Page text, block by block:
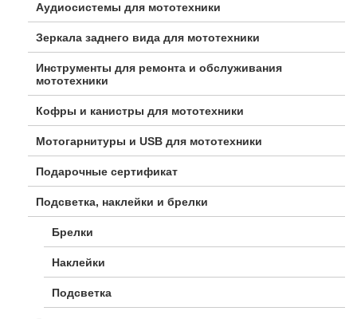
Аудиосистемы для мототехники
Зеркала заднего вида для мототехники
Инструменты для ремонта и обслуживания
мототехники
Кофры и канистры для мототехники
Мотогарнитуры и USB для мототехники
Подарочные сертификат
Подсветка, наклейки и брелки
Брелки
Наклейки
Подсветка